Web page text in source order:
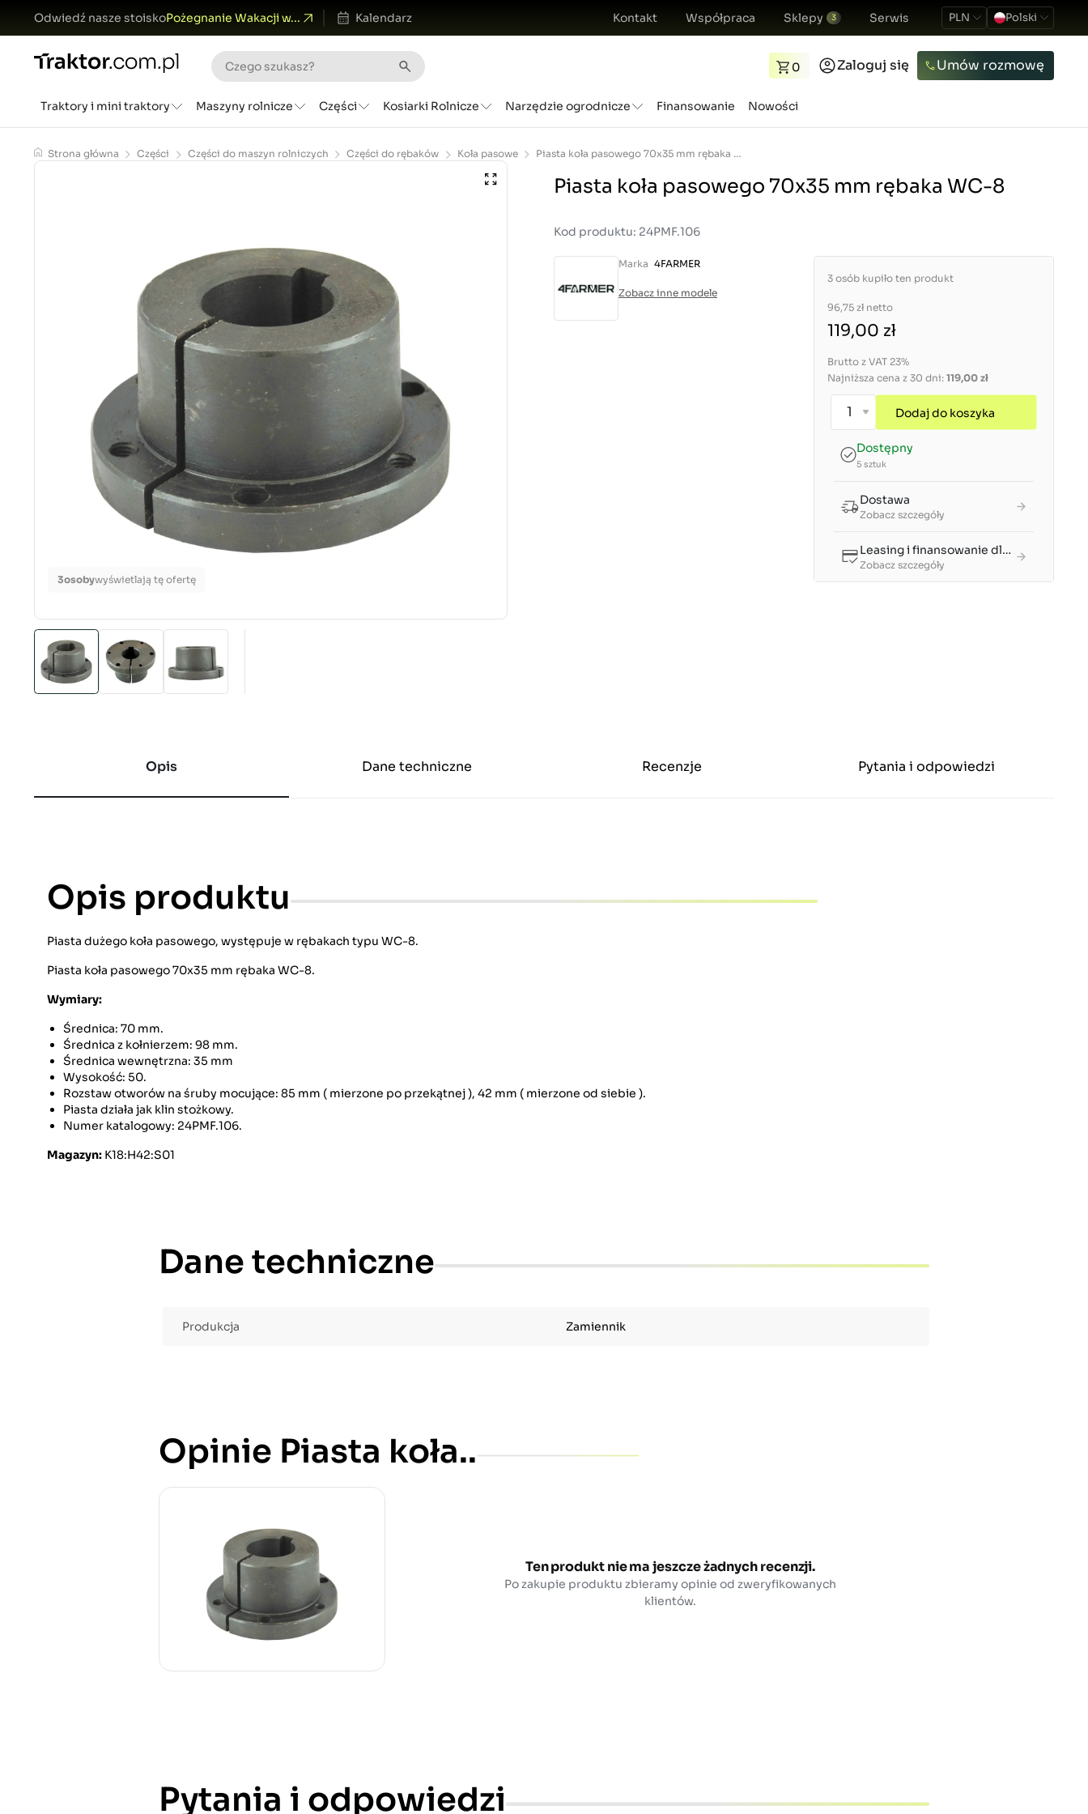
Odwiedź nasze stoiskoPożegnanie Wakacji w... Kalendarz Kontakt Współpraca Sklepy 3 Serwis PLN Polski
0 Zaloguj się Umów rozmowę
Traktory i mini traktory Maszyny rolnicze Części Kosiarki Rolnicze Narzędzie ogrodnicze Finansowanie Nowości
Strona główna Części Części do maszyn rolniczych Części do rębaków Koła pasowe Piasta koła pasowego 70x35 mm rębaka WC-8
3osobywyświetlają tę ofertę
Piasta koła pasowego 70x35 mm rębaka WC-8
Kod produktu: 24PMF.106
Marka 4FARMER
Zobacz inne modele
3 osób kupiło ten produkt
96,75 zł netto
119,00 zł
Brutto z VAT 23%
Najniższa cena z 30 dni: 119,00 zł
Dodaj do koszyka
Dostępny
5 sztuk
Dostawa
Zobacz szczegóły
Leasing i finansowanie dla firm
Zobacz szczegóły
Opis Dane techniczne Recenzje Pytania i odpowiedzi
Opis produktu
Piasta dużego koła pasowego, występuje w rębakach typu WC-8.
Piasta koła pasowego 70x35 mm rębaka WC-8.
Wymiary:
Średnica: 70 mm.
Średnica z kołnierzem: 98 mm.
Średnica wewnętrzna: 35 mm
Wysokość: 50.
Rozstaw otworów na śruby mocujące: 85 mm ( mierzone po przekątnej ), 42 mm ( mierzone od siebie ).
Piasta działa jak klin stożkowy.
Numer katalogowy: 24PMF.106.
Magazyn: K18:H42:S01
Dane techniczne
Produkcja Zamiennik
Opinie Piasta koła..
Ten produkt nie ma jeszcze żadnych recenzji.
Po zakupie produktu zbieramy opinie od zweryfikowanych
klientów.
Pytania i odpowiedzi